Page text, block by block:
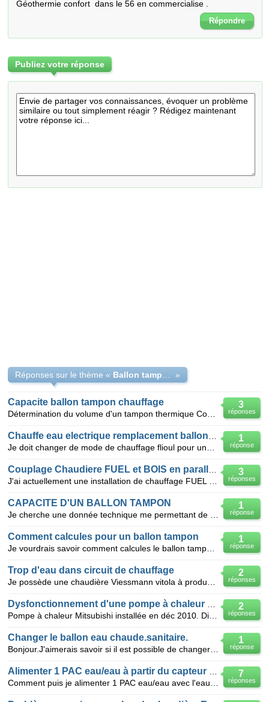
Géothermie confort  dans le 56 en commercialise .
Répondre
Publiez votre réponse
Réponses sur le thème « »
3
réponses
Capacite ballon tampon chauffage
1
réponse
3
réponses
1
réponse
CAPACITE D'UN BALLON TAMPON
1
réponse
Comment calcules pour un ballon tampon
2
réponses
Trop d'eau dans circuit de chauffage
2
réponses
1
réponse
Changer le ballon eau chaude.sanitaire.
7
réponses